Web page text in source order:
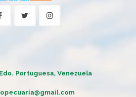
Portuguesa, Venezuela